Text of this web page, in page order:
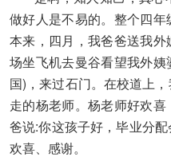
做好人是不易的。整个四年
本来，四月，我爸爸送我
场坐飞机去曼谷看望我外
国)，来过石门。在校道上
走的杨老师。杨老师好欢
爸说:你这孩子好，毕业分
欢喜、感谢。